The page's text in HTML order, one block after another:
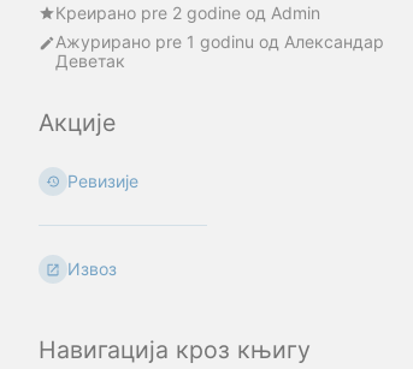
Креирано pre 2 godine oд Admin
Ажурирано pre 1 godinu од Александар
Деветак
Акције
Ревизије
Извоз
Навигација кроз књигу